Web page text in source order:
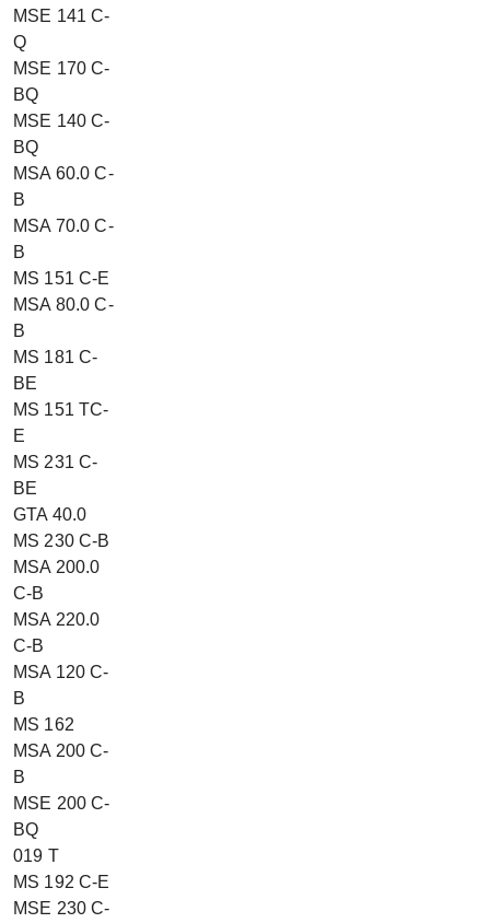
MSE 141 C-
Q
MSE 170 C-
BQ
MSE 140 C-
BQ
MSA 60.0 C-
B
MSA 70.0 C-
B
MS 151 C-E
MSA 80.0 C-
B
MS 181 C-
BE
MS 151 TC-
E
MS 231 C-
BE
GTA 40.0
MS 230 C-B
MSA 200.0
C-B
MSA 220.0
C-B
MSA 120 C-
B
MS 162
MSA 200 C-
B
MSE 200 C-
BQ
019 T
MS 192 C-E
MSE 230 C-